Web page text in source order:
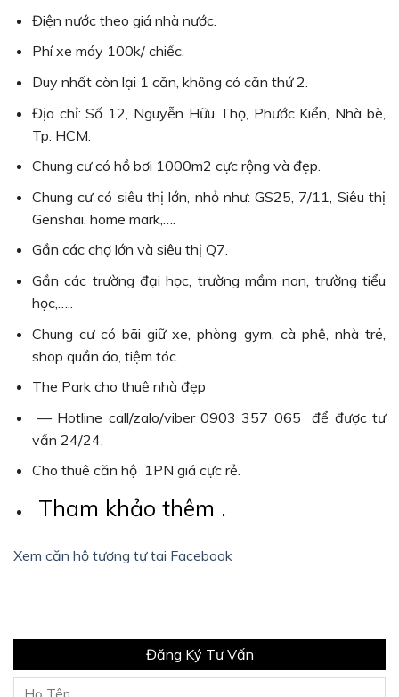
Điện nước theo giá nhà nước.
Phí xe máy 100k/ chiếc.
Duy nhất còn lại 1 căn, không có căn thứ 2.
Địa chỉ: Số 12, Nguyễn Hữu Thọ, Phước Kiển, Nhà bè,
Tp. HCM.
Chung cư có hồ bơi 1000m2 cực rộng và đẹp.
Chung cư có siêu thị lớn, nhỏ như: GS25, 7/11, Siêu thị
Genshai, home mark,….
Gần các chợ lớn và siêu thị Q7.
Gần các trường đại học, trường mầm non, trường tiểu
học,…..
Chung cư có bãi giữ xe, phòng gym, cà phê, nhà trẻ,
shop quần áo, tiệm tóc.
The Park cho thuê nhà đẹp
— Hotline call/zalo/viber 0903 357 065 để được tư
vấn 24/24.
Cho thuê căn hộ 1PN giá cực rẻ.
Tham khảo thêm .
Xem căn hộ tương tự tai Facebook
Đăng Ký Tư Vấn